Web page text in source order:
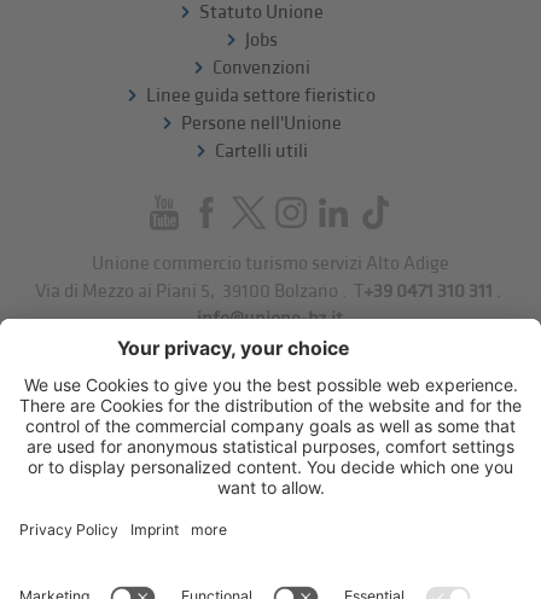
Statuto Unione
Jobs
Convenzioni
Linee guida settore fieristico
Persone nell'Unione
Cartelli utili
Unione commercio turismo servizi Alto Adige
Via di Mezzo ai Piani 5
39100 Bolzano . T+39 0471 310 311 .
info@unione-bz.it
Impressum
Privacy
Impostazioni cookie
Sitemap